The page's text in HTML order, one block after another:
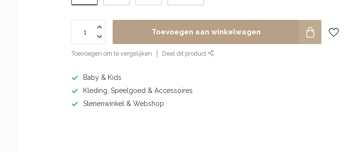
Toevoegen aan winkelwagen
Toevoegen om te vergelijken Deel dit product
Baby & Kids
Kleding, Speelgoed & Accessoires
Stenenwinkel & Webshop